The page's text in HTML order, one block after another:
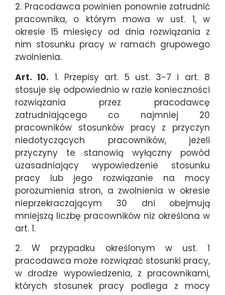
2. Pracodawca powinien ponownie zatrudnić
pracownika, o którym mowa w ust. 1, w
okresie 15 miesięcy od dnia rozwiązania z
nim stosunku pracy w ramach grupowego
zwolnienia.
Art. 10. 1. Przepisy art. 5 ust. 3-7 i art. 8
stosuje się odpowiednio w razie konieczności
rozwiązania przez pracodawcę
zatrudniającego co najmniej 20
pracowników stosunków pracy z przyczyn
niedotyczących pracowników, jeżeli
przyczyny te stanowią wyłączny powód
uzasadniający wypowiedzenie stosunku
pracy lub jego rozwiązanie na mocy
porozumienia stron, a zwolnienia w okresie
nieprzekraczającym 30 dni obejmują
mniejszą liczbę pracowników niż określona w
art. 1.
2. W przypadku określonym w ust. 1
pracodawca może rozwiązać stosunki pracy,
w drodze wypowiedzenia, z pracownikami,
których stosunek pracy podlega z mocy